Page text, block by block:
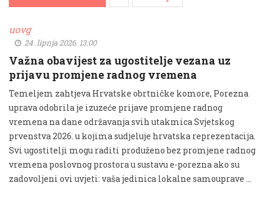
uovg
24. lipnja 2026. 13:00
Važna obavijest za ugostitelje vezana uz
prijavu promjene radnog vremena
Temeljem zahtjeva Hrvatske obrtničke komore, Porezna
uprava odobrila je izuzeće prijave promjene radnog
vremena na dane održavanja svih utakmica Svjetskog
prvenstva 2026. u kojima sudjeluje hrvatska reprezentacija.
Svi ugostitelji mogu raditi produženo bez promjene radnog
vremena poslovnog prostora u sustavu e-porezna ako su
zadovoljeni ovi uvjeti: vaša jedinica lokalne samouprave …